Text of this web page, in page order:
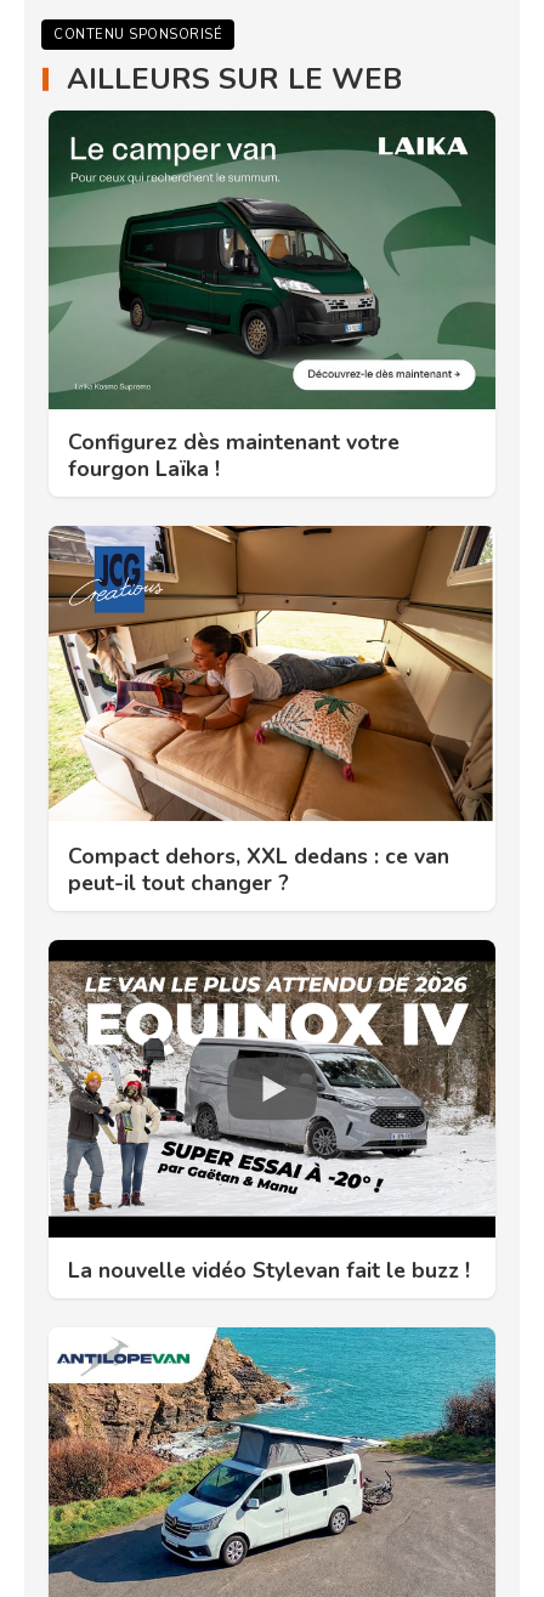
CONTENU SPONSORISÉ
AILLEURS SUR LE WEB
Configurez dès maintenant votre
fourgon Laïka !
Compact dehors, XXL dedans : ce van
peut-il tout changer ?
La nouvelle vidéo Stylevan fait le buzz !